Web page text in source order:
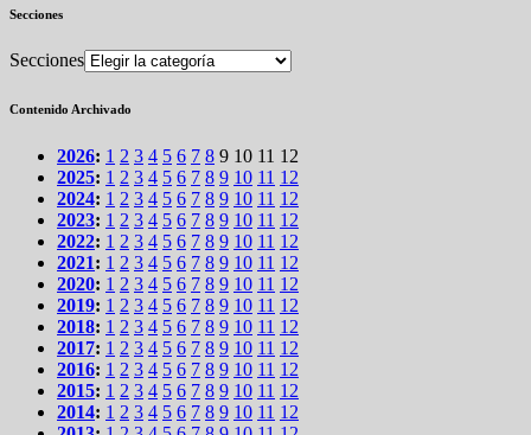
Secciones
Secciones
Contenido Archivado
2026: 1 2 3 4 5 6 7 8 9 10 11 12
2025: 1 2 3 4 5 6 7 8 9 10 11 12
2024: 1 2 3 4 5 6 7 8 9 10 11 12
2023: 1 2 3 4 5 6 7 8 9 10 11 12
2022: 1 2 3 4 5 6 7 8 9 10 11 12
2021: 1 2 3 4 5 6 7 8 9 10 11 12
2020: 1 2 3 4 5 6 7 8 9 10 11 12
2019: 1 2 3 4 5 6 7 8 9 10 11 12
2018: 1 2 3 4 5 6 7 8 9 10 11 12
2017: 1 2 3 4 5 6 7 8 9 10 11 12
2016: 1 2 3 4 5 6 7 8 9 10 11 12
2015: 1 2 3 4 5 6 7 8 9 10 11 12
2014: 1 2 3 4 5 6 7 8 9 10 11 12